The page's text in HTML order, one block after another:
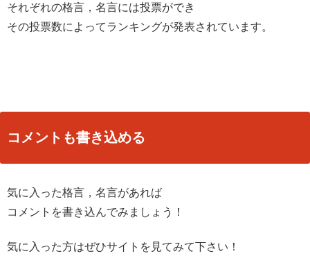
それぞれの格言，名言には投票ができ
その投票数によってランキングが発表されています。
コメントも書き込める
気に入った格言，名言があれば
コメントを書き込んでみましょう！
気に入った方はぜひサイトを見てみて下さい！